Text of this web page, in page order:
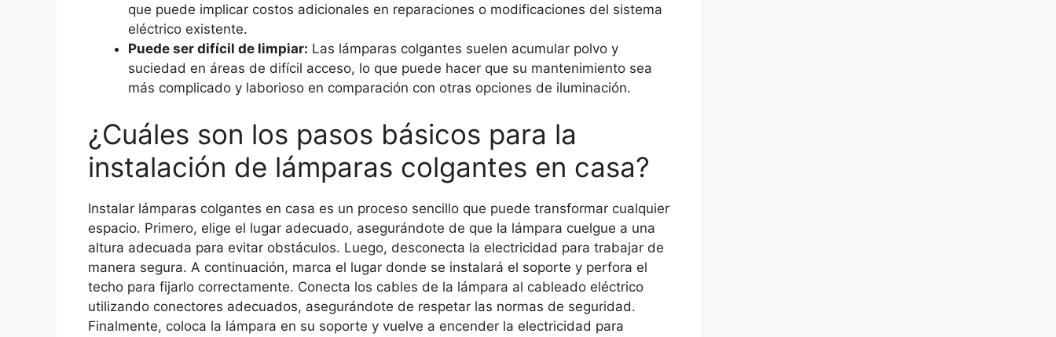
que puede implicar costos adicionales en reparaciones o modificaciones del sistema
eléctrico existente.
Puede ser difícil de limpiar: Las lámparas colgantes suelen acumular polvo y
suciedad en áreas de difícil acceso, lo que puede hacer que su mantenimiento sea
más complicado y laborioso en comparación con otras opciones de iluminación.
¿Cuáles son los pasos básicos para la
instalación de lámparas colgantes en casa?
Instalar lámparas colgantes en casa es un proceso sencillo que puede transformar cualquier
espacio. Primero, elige el lugar adecuado, asegurándote de que la lámpara cuelgue a una
altura adecuada para evitar obstáculos. Luego, desconecta la electricidad para trabajar de
manera segura. A continuación, marca el lugar donde se instalará el soporte y perfora el
techo para fijarlo correctamente. Conecta los cables de la lámpara al cableado eléctrico
utilizando conectores adecuados, asegurándote de respetar las normas de seguridad.
Finalmente, coloca la lámpara en su soporte y vuelve a encender la electricidad para